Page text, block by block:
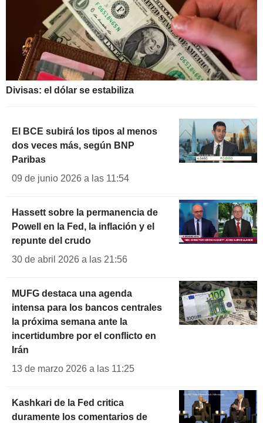
Divisas: el dólar se estabiliza
El BCE subirá los tipos al menos
dos veces más, según BNP
Paribas
09 de junio 2026 a las 11:54
Hassett sobre la permanencia de
Powell en la Fed, la inflación y el
repunte del crudo
30 de abril 2026 a las 21:56
MUFG destaca una agenda
intensa para los bancos centrales
la próxima semana ante la
incertidumbre por el conflicto en
Irán
13 de marzo 2026 a las 11:25
Kashkari de la Fed critica
duramente los comentarios de